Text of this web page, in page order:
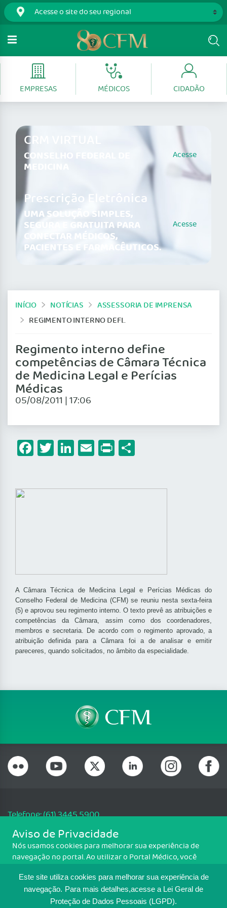
Este site utiliza cookies para melhorar sua experiência de
navegação. Para mais detalhes,acesse a Lei Geral de
Proteção de Dados Pessoais (LGPD).
EMPRESAS MÉDICOS CIDADÃO
CRM VIRTUAL
CONSELHO FEDERAL DE
MEDICINA
Acesse
Prescrição Eletrônica
UMA SOLUÇÃO SIMPLES,
SEGURA E GRATUITA PARA
CONECTAR MÉDICOS,
PACIENTES E FARMACÊUTICOS.
Acesse
INÍCIO NOTÍCIAS
ASSESSORIA DE IMPRENSA
REGIMENTO INTERNO DEFINE COMPETÊNCIAS DE CÂMARA TÉCNICA DE MEDICINA LEGAL E PERÍCIAS MÉDICAS
Regimento interno define
competências de Câmara Técnica
de Medicina Legal e Perícias
Médicas
05/08/2011 | 17:06
Facebook
Twitter
LinkedIn
Email
Print
A Câmara Técnica de Medicina Legal e Perícias Médicas do
Conselho Federal de Medicina (CFM) se reuniu nesta sexta-feira
(5) e aprovou seu regimento interno. O texto prevê as atribuições e
competências da Câmara, assim como dos coordenadores,
membros e secretaria. De acordo com o regimento aprovado, a
atribuição definida para a Câmara foi a de analisar e emitir
pareceres, quando solicitados, no âmbito da especialidade.
Telefone: (61) 3445 5900
Email: cfm@portalmedico.org.br
SGAS 616, Conjunto D, Lote 115, L2 Sul, Brasília/DF - CEP: 70200-760 -
CNPJ: 33.583.550/0001-30
MAPA DO SITE
Aviso de Privacidade
Nós usamos cookies para melhorar sua experiência de
navegação no portal. Ao utilizar o Portal Médico, você
Para ter mais informações sobre como isso é feito, acesse
Política de cookies. Se você concorda, clique em ACEITO.